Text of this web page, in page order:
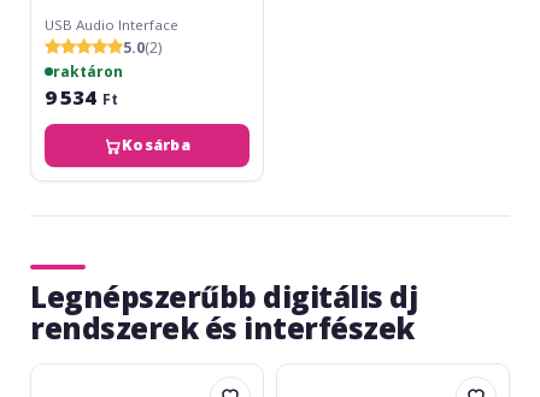
USB Audio Interface
5.0(2)
raktáron
9 534 Ft
Kosárba
Legnépszerűbb digitális dj
rendszerek és interfészek
Behringer
Behringer